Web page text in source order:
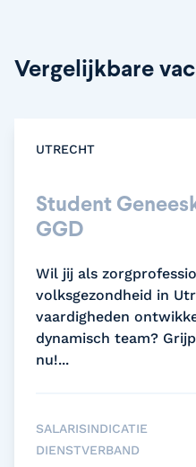
Vergelijkbare
UTRECHT
Student
GGD
Wil jij als
volksgezondheid in
vaardigheden
dynamisch team?
nu!...
SALARISINDICATIE
DIENSTVERBAND